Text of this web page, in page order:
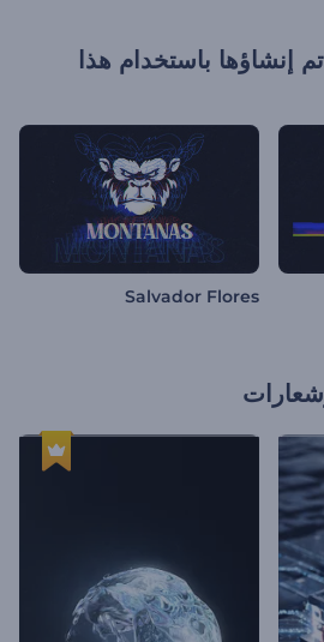
إنشاؤها باستخدام هذا
Salvador Flores